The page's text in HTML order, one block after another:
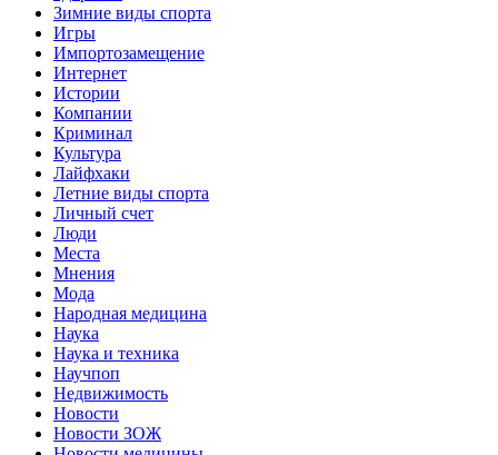
Зимние виды спорта
Игры
Импортозамещение
Интернет
Истории
Компании
Криминал
Культура
Лайфхаки
Летние виды спорта
Личный счет
Люди
Места
Мнения
Мода
Народная медицина
Наука
Наука и техника
Научпоп
Недвижимость
Новости
Новости ЗОЖ